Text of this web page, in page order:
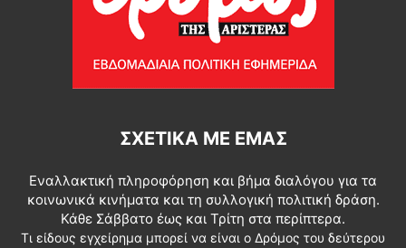
ΣΧΕΤΙΚΆ ΜΕ ΕΜΆΣ
Εναλλακτική πληροφόρηση και βήμα διαλόγου για τα
κοινωνικά κινήματα και τη συλλογική πολιτική δράση.
Κάθε Σάββατο έως και Τρίτη στα περίπτερα.
Τι είδους εγχείρημα μπορεί να είναι ο Δρόμος του δεύτερου